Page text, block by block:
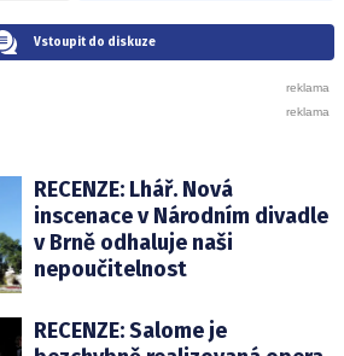
Vstoupit do diskuze
RECENZE: Lhář. Nová
inscenace v Národním divadle
v Brně odhaluje naši
nepoučitelnost
RECENZE: Salome je